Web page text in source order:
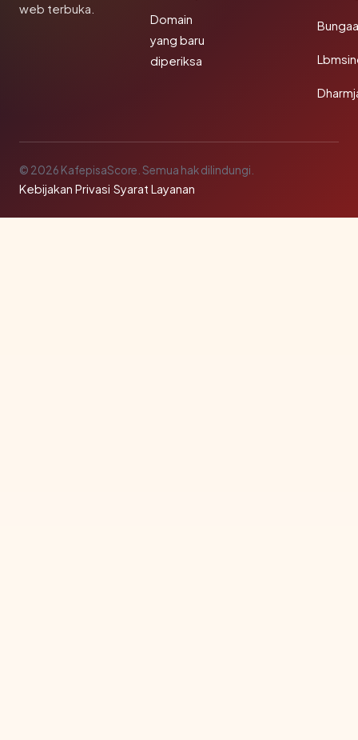
web terbuka.
Domain
yang baru
diperiksa
© 2026 KafepisaScore. Semua hak dilindungi.
Kebijakan Privasi·Syarat Layanan